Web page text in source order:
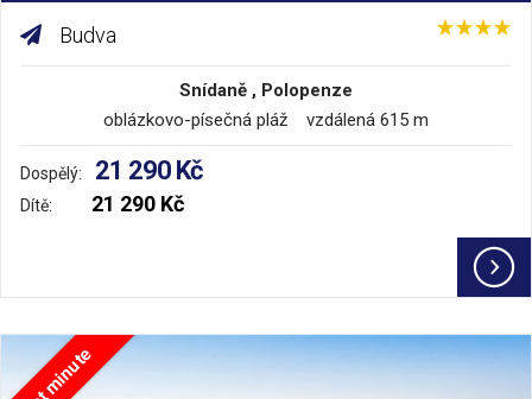
Budva
Snídaně , Polopenze
oblázkovo-písečná pláž vzdálená 615 m
Dospělý: 21 290 Kč
Dítě: 21 290 Kč